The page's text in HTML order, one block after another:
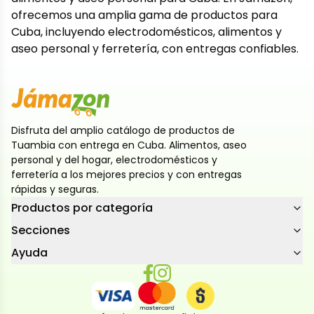
ofrecemos una amplia gama de productos para
Cuba, incluyendo electrodomésticos, alimentos y
aseo personal y ferretería, con entregas confiables.
Disfruta del amplio catálogo de productos de
Tuambia con entrega en Cuba. Alimentos, aseo
personal y del hogar, electrodomésticos y
ferretería a los mejores precios y con entregas
rápidas y seguras.
Productos por categoría
Secciones
Ayuda